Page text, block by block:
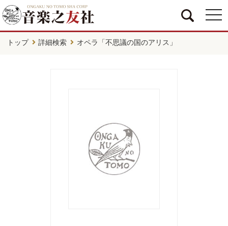
トップ 詳細検索 オペラ「不思議の国のアリス」